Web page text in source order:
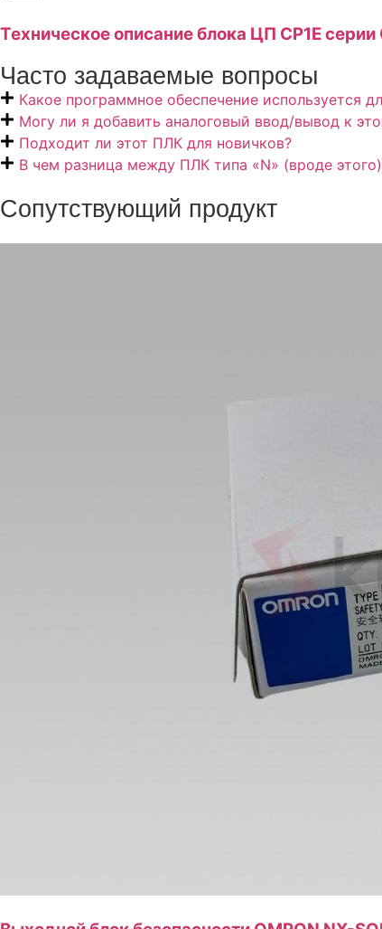
Техническое описание блока ЦП CP1E серии
Часто задаваемые вопросы
Какое программное обеспечение используется
Могу ли я добавить аналоговый ввод/вывод к
Подходит ли этот ПЛК для новичков?
В чем разница между ПЛК типа «N» (вроде
Сопутствующий продукт